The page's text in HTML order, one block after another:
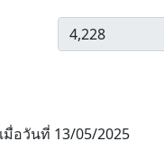
อวันที่ 13/05/2025